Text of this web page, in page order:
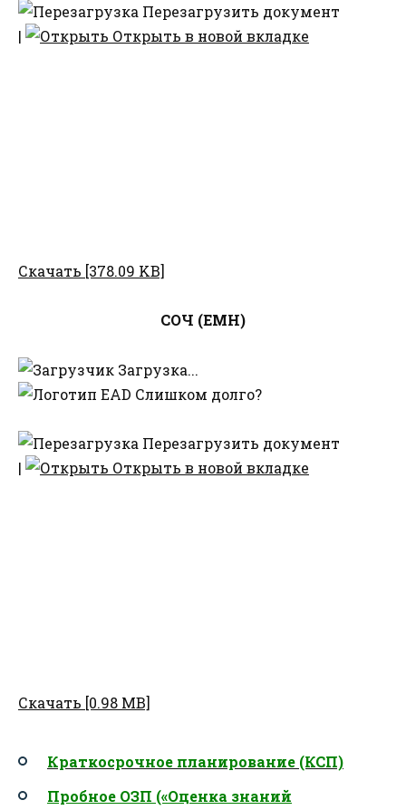
Перезагрузить документ
|
Открыть в новой вкладке
Скачать [378.09 KB]
СОЧ (ЕМН)
Загрузка...
Слишком долго?
Перезагрузить документ
|
Открыть в новой вкладке
Скачать [0.98 MB]
Краткосрочное планирование (КСП)
Пробное ОЗП («Оценка знаний